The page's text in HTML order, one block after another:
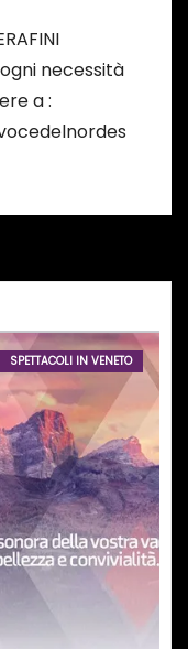
necessità
a :
SPETTACOLI IN VENETO